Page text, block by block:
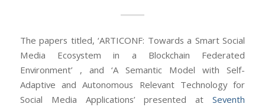
The papers titled, ‘ARTICONF: Towards a Smart Social
Media Ecosystem in a Blockchain Federated
Environment’ , and ‘A Semantic Model with Self-
Adaptive and Autonomous Relevant Technology for
Social Media Applications’ presented atSeventh